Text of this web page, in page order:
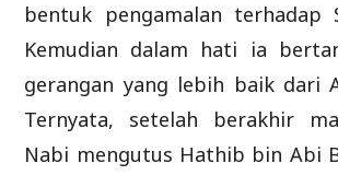
bentuk pengamalan terhadap
Kemudian dalam hati ia
gerangan yang lebih baik dari
Ternyata, setelah berakhir
Nabi mengutus Hathib bin Abi